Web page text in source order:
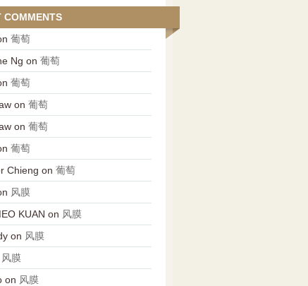
COMMENTS
葡萄
Ng on 葡萄
葡萄
on 葡萄
on 葡萄
葡萄
Chieng on 葡萄
风膜
KUAN on 风膜
on 风膜
风膜
on 风膜